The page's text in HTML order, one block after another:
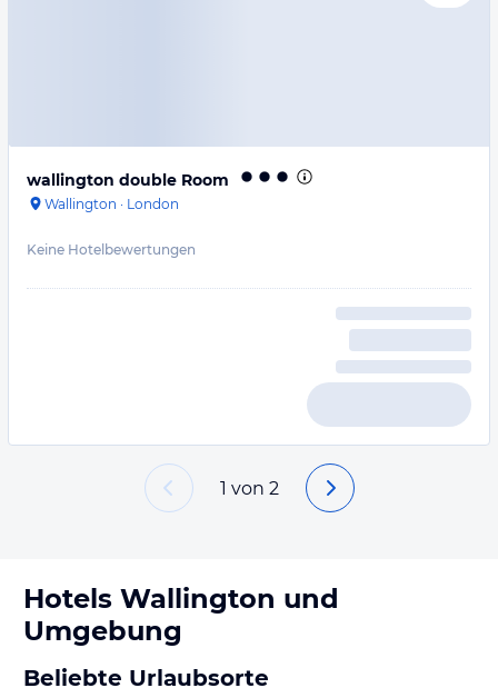
wallington double Room
Wallington · London
Keine Hotelbewertungen
1 von 2
Hotels Wallington und
Umgebung
Beliebte Urlaubsorte